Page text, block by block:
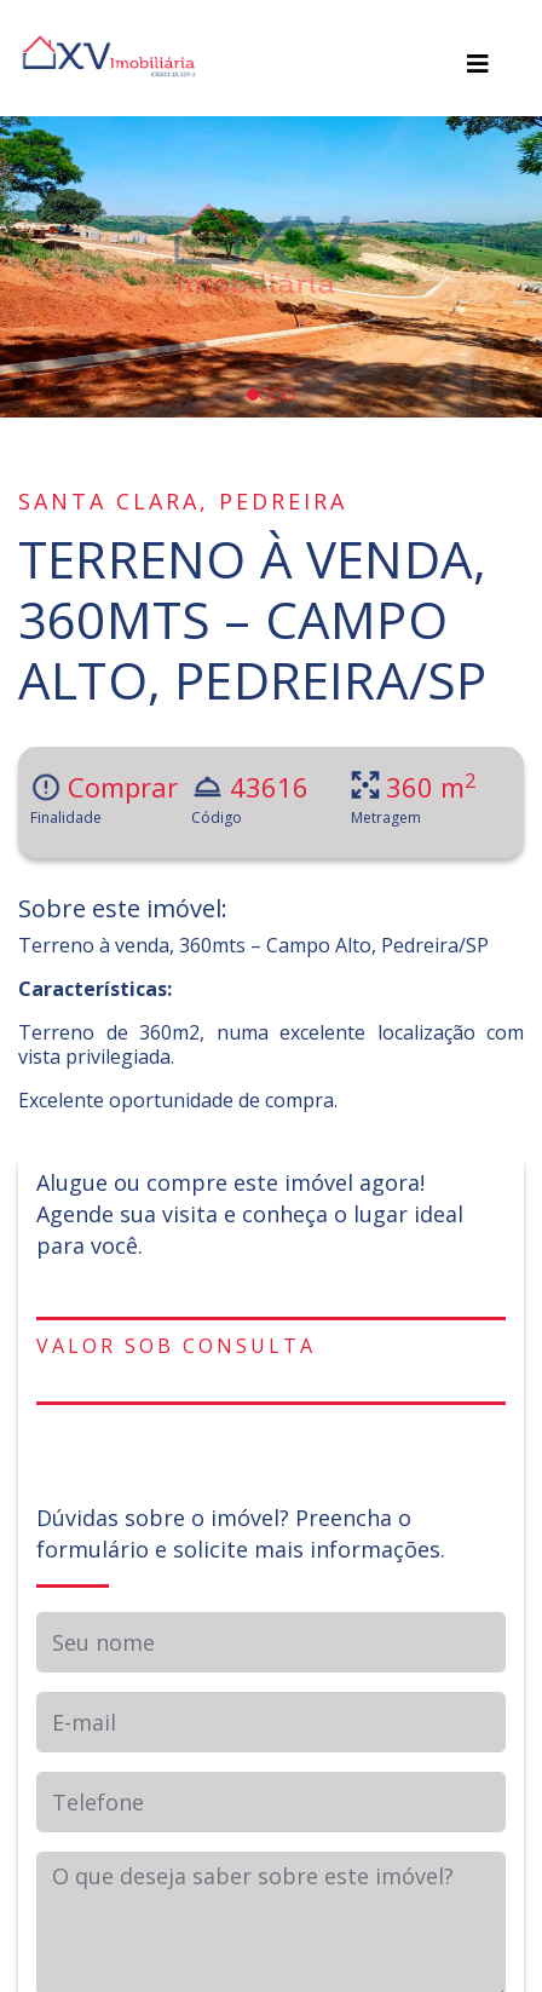
SANTA CLARA, PEDREIRA
TERRENO À VENDA,
360MTS – CAMPO
ALTO, PEDREIRA/SP
Comprar
Finalidade
43616
Código
360 m2
Metragem
Sobre este imóvel:
Terreno à venda, 360mts – Campo Alto, Pedreira/SP
Características:
Terreno de 360m2, numa excelente localização com
vista privilegiada.
Excelente oportunidade de compra.
Alugue ou compre este imóvel agora!
Agende sua visita e conheça o lugar ideal
para você.
VALOR SOB CONSULTA
Dúvidas sobre o imóvel? Preencha o
formulário e solicite mais informações.
Telefone
Sua Mensagem